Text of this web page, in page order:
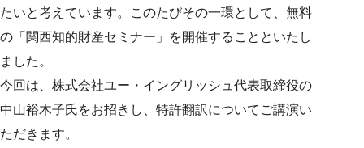
たいと考えています。このたびその一環として、無料
の「関西知的財産セミナー」を開催することといたし
ました。
今回は、株式会社ユー・イングリッシュ代表取締役の
中山裕木子氏をお招きし、特許翻訳についてご講演い
ただきます。